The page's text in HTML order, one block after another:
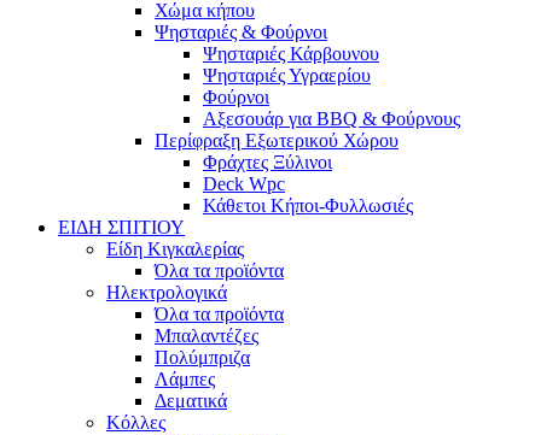
Χώμα κήπου
Ψησταριές & Φούρνοι
Ψησταριές Κάρβουνου
Ψησταριές Υγραερίου
Φούρνοι
Αξεσουάρ για BBQ & Φούρνους
Περίφραξη Εξωτερικού Χώρου
Φράχτες Ξύλινοι
Deck Wpc
Κάθετοι Κήποι-Φυλλωσιές
ΕΙΔΗ ΣΠΙΤΙΟΥ
Είδη Κιγκαλερίας
Όλα τα προϊόντα
Ηλεκτρολογικά
Όλα τα προϊόντα
Μπαλαντέζες
Πολύμπριζα
Λάμπες
Δεματικά
Κόλλες